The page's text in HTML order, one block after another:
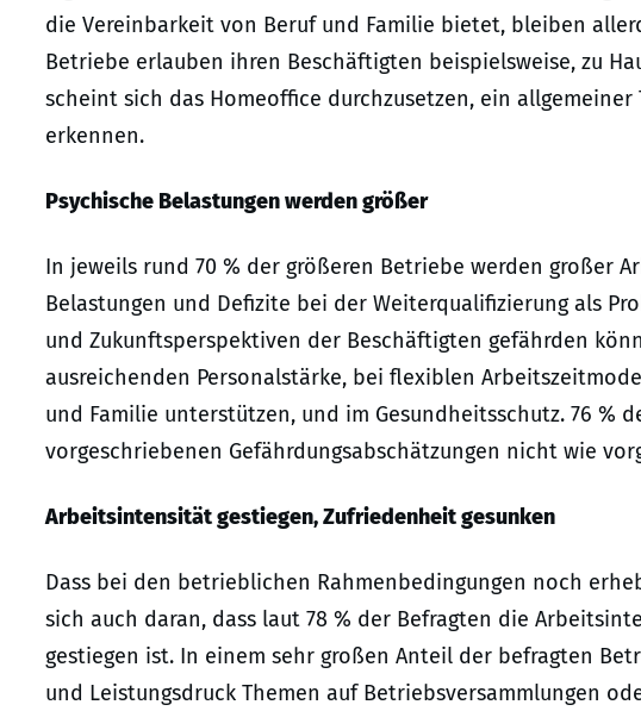
die Vereinbarkeit von Beruf und Familie bietet, bleiben
Betriebe erlauben ihren Beschäftigten beispielsweise, zu
scheint sich das Homeoffice durchzusetzen, ein
erkennen.
Psychische Belastungen werden größer
In jeweils rund 70 % der größeren Betriebe werden großer
Belastungen und Defizite bei der Weiterqualifizierung als
und Zukunftsperspektiven der Beschäftigten gefährden
ausreichenden Personalstärke, bei flexiblen
und Familie unterstützen, und im Gesundheitsschutz. 76 %
vorgeschriebenen Gefährdungsabschätzungen nicht wie
Arbeitsintensität gestiegen, Zufriedenheit gesunken
Dass bei den betrieblichen Rahmenbedingungen noch
sich auch daran, dass laut 78 % der Befragten die
gestiegen ist. In einem sehr großen Anteil der befragten
und Leistungsdruck Themen auf Betriebsversammlungen